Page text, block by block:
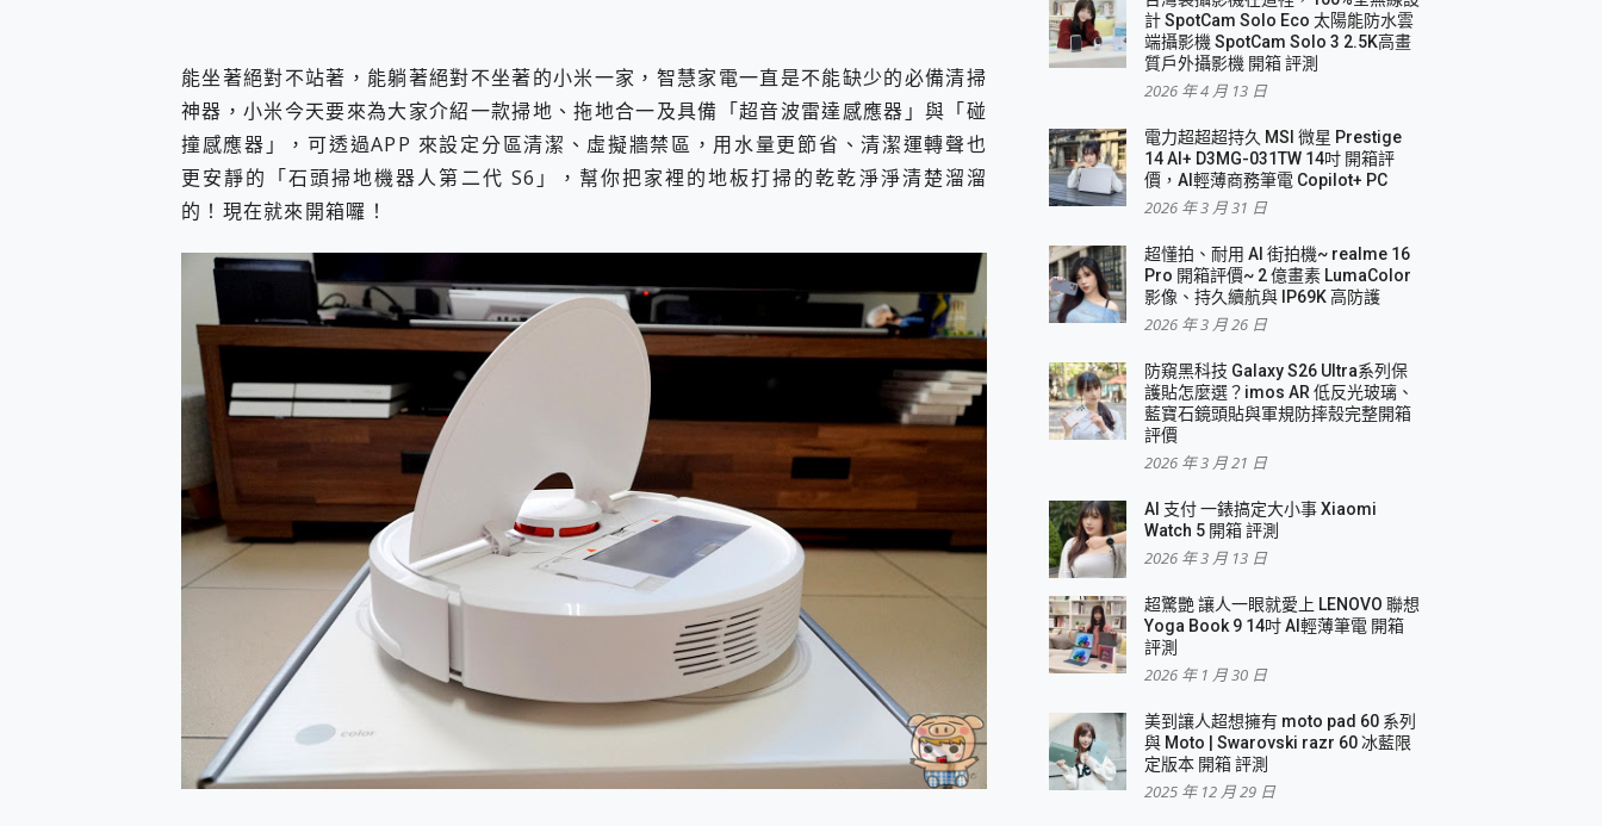
動靜皆宜「HUAWEI FreeArc」開放式耳掛耳機，無感配戴! 超穩超服貼，音質、通話也很優質
25種洗烘模式一機搞定! Roborock 衣莉莎白 H1 Neo分子篩洗脫烘 AI 滾筒洗衣機
給 MSI Claw 系列電競掌機 最完美的家 MSI Nest Docking Station 掌機專屬擴充底座 開箱 評測
B&O 精品級音響! Home+ 中嘉寬頻 SoundBox 劇院串流盒 開箱 評測
2億 APO蔡司長焦神機降臨~ vivo X200 Pro、vivo X200 就是這麼好拍
EaseUS Vocal Remover 免費線上去聲器一鍵去除人聲 人聲 音樂分離 2024 消除人聲推薦
3 個超值 MHN 飛人工具分享~~ iToolab AnyGo 魔物獵人 Now飛人 ios教學 不出門也可以到處走
小體積 40000mAh 超大容量 一次充5個設備 充好充滿 CUKTECH 酷態科 300W 微型充電站 開箱 評測
97.3% 恢復率，資料救援就是這麼簡單 EaseUS Data Recovery Wizard Free 18.0.0 業界最好的資料救援軟體
磁碟系統大風吹 有了 磁碟管理程式 EaseUS Partition Master 就是這麼簡單
全新 SONY Xperia 1 VI 開箱! 相機實測! 長焦覆蓋更遠更清晰、2日長續航、頂尖影音娛樂效能~
Xiaomi 14 Ultra 開箱 評測~ 有深度的 Leica 影像旗艦手機! 加碼小旗艦 Xiaomi 14 開箱 評測
vivo TWS 3e 真無線藍牙耳機智慧降噪升級、音質明亮溫潤，並支援雙設備連接~
MSI Claw 掌機專屬配件包 來囉 完美保護 MSI Claw A1M-026TW 電競掌機
人像旗艦 vivo V30 系列 開箱 評測! 首搭蔡司光學鏡頭、攝影棚級柔光環、拍攝功能最好玩的美拍神機 vivo V30 Pro
多個願望一次滿足 超強散熱 微星 MSI Claw A1M-026TW 電競掌機 開箱 評測
一吸完美對位 擁有超強吸力與超好用的隱磁支架 O-ONE MAG 最會吸的行動電源 開箱 評測
Motorola edge 70 pro 及 moto g37 power上市，登錄在送飛利浦氣炸鍋
近八千元的 Soundcore Liberty 5 Pro Max，有螢幕的耳機會是智商稅嗎?
ASUS Pad 全面應援 Me Time，加碼愛奇藝黃金雙周卡體驗，專案價最低 NT$0 起
榮耀 HONOR 600 Pro x MOLLY Limited Edition 限量版開賣，攜手味全龍進駐大巨蛋萬人盛典
能坐著絕對不站著，能躺著絕對不坐著的小米一家，智慧家電一直是不能缺少的必備清掃
神器，小米今天要來為大家介紹一款掃地、拖地合一及具備「超音波雷達感應器」與「碰
撞感應器」，可透過APP 來設定分區清潔、虛擬牆禁區，用水量更節省、清潔運轉聲也
更安靜的「石頭掃地機器人第二代 S6」，幫你把家裡的地板打掃的乾乾淨淨清楚溜溜
的！現在就來開箱囉！
計 SpotCam Solo Eco 太陽能防水雲
端攝影機 SpotCam Solo 3 2.5K高畫
質戶外攝影機 開箱 評測
2026 年 4 月 13 日
電力超超超持久 MSI 微星 Prestige
14 AI+ D3MG-031TW 14吋 開箱評
價，AI輕薄商務筆電 Copilot+ PC
2026 年 3 月 31 日
超懂拍、耐用 AI 街拍機~ realme 16
Pro 開箱評價~ 2 億畫素 LumaColor
影像、持久續航與 IP69K 高防護
2026 年 3 月 26 日
防窺黑科技 Galaxy S26 Ultra系列保
護貼怎麼選？imos AR 低反光玻璃、
藍寶石鏡頭貼與軍規防摔殼完整開箱
評價
2026 年 3 月 21 日
AI 支付 一錶搞定大小事 Xiaomi
Watch 5 開箱 評測
2026 年 3 月 13 日
超驚艷 讓人一眼就愛上 LENOVO 聯想
Yoga Book 9 14吋 AI輕薄筆電 開箱
評測
2026 年 1 月 30 日
美到讓人超想擁有 moto pad 60 系列
與 Moto | Swarovski razr 60 冰藍限
定版本 開箱 評測
2025 年 12 月 29 日